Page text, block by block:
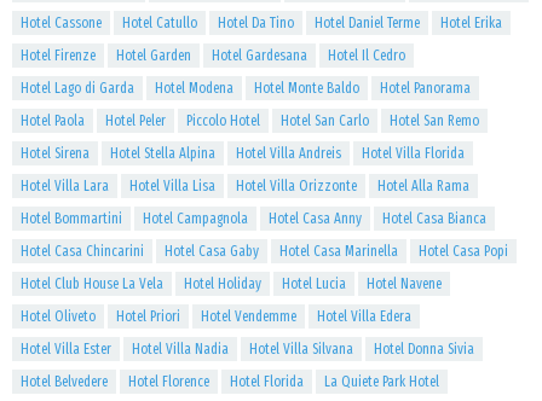
Hotel Cassone
Hotel Catullo Hotel Da Tino Hotel Daniel Terme
Hotel Erika
Hotel Firenze
Hotel Garden Hotel Gardesana
Hotel Il Cedro
Hotel Lago di Garda
Hotel Modena Hotel Monte Baldo
Hotel Panorama
Hotel Paola
Hotel Peler Piccolo Hotel Hotel San Carlo
Hotel San Remo
Hotel Sirena
Hotel Stella Alpina Hotel Villa Andreis
Hotel Villa Florida
Hotel Villa Lara
Hotel Villa Lisa Hotel Villa Orizzonte
Hotel Alla Rama
Hotel Bommartini
Hotel Campagnola Hotel Casa Anny
Hotel Casa Bianca
Hotel Casa Chincarini
Hotel Casa Gaby Hotel Casa Marinella
Hotel Casa Popi
Hotel Club House La Vela
Hotel Holiday Hotel Lucia
Hotel Navene
Hotel Oliveto
Hotel Priori Hotel Vendemme
Hotel Villa Edera
Hotel Villa Ester
Hotel Villa Nadia Hotel Villa Silvana
Hotel Donna Sivia
Hotel Belvedere
Hotel Florence Hotel Florida
La Quiete Park Hotel